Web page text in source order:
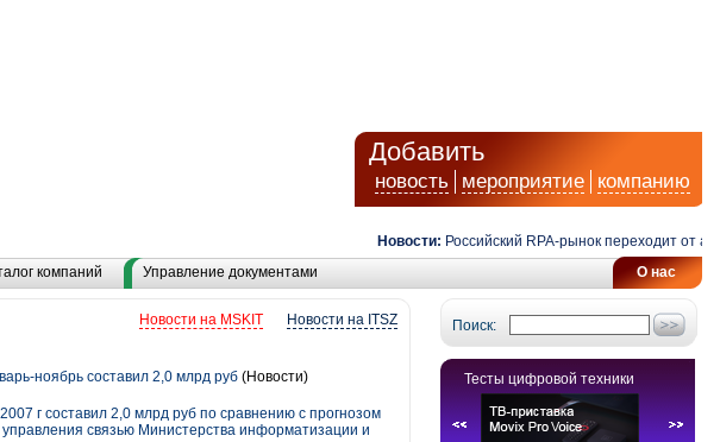
Добавить
новость мероприятие компанию
Новости: Российский RPA-рынок переходит от
О нас
компаний Управление документами
Поиск:
Тесты цифровой техники
Новости на ITSZ
Новости на MSKIT
ноябрь составил 2,0 млрд руб (Новости)
г составил 2,0 млрд руб по сравнению с прогнозом
связью Министерства информатизации и